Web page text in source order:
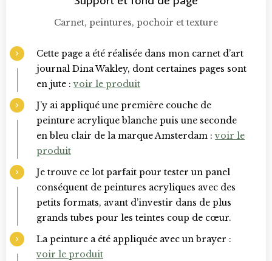
Carnet, peintures, pochoir et texture
Cette page a été réalisée dans mon carnet d’art
journal Dina Wakley, dont certaines pages sont
en jute :voir le produit
J’y ai appliqué une première couche de
peinture acrylique blanche puis une seconde
en bleu clair de la marque Amsterdam :voir le
produit
Je trouve ce lot parfait pour tester un panel
conséquent de peintures acryliques avec des
petits formats, avant d’investir dans de plus
grands tubes pour les teintes coup de cœur.
La peinture a été appliquée avec un brayer :
voir le produit